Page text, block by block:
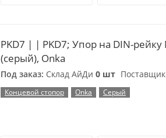
PKD7 | | PKD7; Упор на DIN-рейку MR 35, с винтом,
(серый), Onka
Под заказ: Склад АйДи 0 шт Поставщик
Концевой стопор Onka Серый